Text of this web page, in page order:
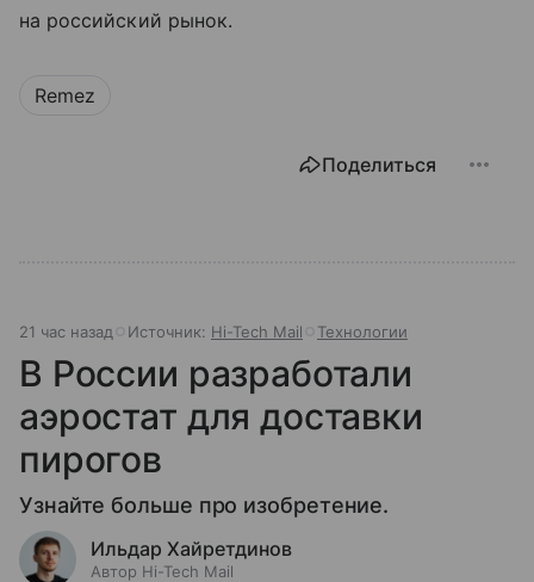
на российский рынок.
Remez
Поделиться
21 час назад Источник: Hi-Tech Mail Технологии
В России разработали
аэростат для доставки
пирогов
Узнайте больше про изобретение.
Ильдар Хайретдинов
Автор Hi-Tech Mail